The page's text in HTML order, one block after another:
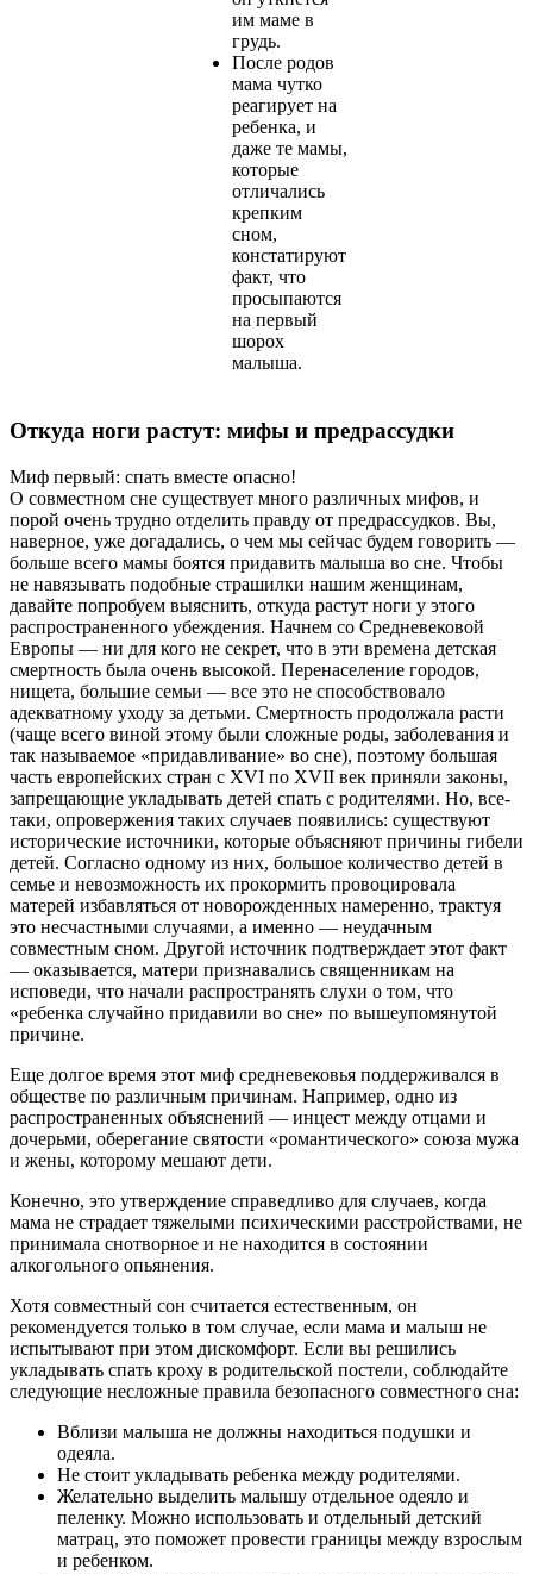
им маме в
грудь.
После родов
мама чутко
реагирует на
ребенка, и
даже те мамы,
которые
отличались
крепким
сном,
констатируют
факт, что
просыпаются
на первый
шорох
малыша.
Откуда ноги растут: мифы и предрассудки
Миф первый: спать вместе опасно!
О совместном сне существует много различных мифов, и
порой очень трудно отделить правду от предрассудков. Вы,
наверное, уже догадались, о чем мы сейчас будем говорить —
больше всего мамы боятся придавить малыша во сне. Чтобы
не навязывать подобные страшилки нашим женщинам,
давайте попробуем выяснить, откуда растут ноги у этого
распространенного убеждения. Начнем со Средневековой
Европы — ни для кого не секрет, что в эти времена детская
смертность была очень высокой. Перенаселение городов,
нищета, большие семьи — все это не способствовало
адекватному уходу за детьми. Смертность продолжала расти
(чаще всего виной этому были сложные роды, заболевания и
так называемое «придавливание» во сне), поэтому большая
часть европейских стран с XVI по XVII век приняли законы,
запрещающие укладывать детей спать с родителями. Но, все-
таки, опровержения таких случаев появились: существуют
исторические источники, которые объясняют причины гибели
детей. Согласно одному из них, большое количество детей в
семье и невозможность их прокормить провоцировала
матерей избавляться от новорожденных намеренно, трактуя
это несчастными случаями, а именно — неудачным
совместным сном. Другой источник подтверждает этот факт
— оказывается, матери признавались священникам на
исповеди, что начали распространять слухи о том, что
«ребенка случайно придавили во сне» по вышеупомянутой
причине.
Еще долгое время этот миф средневековья поддерживался в
обществе по различным причинам. Например, одно из
распространенных объяснений — инцест между отцами и
дочерьми, оберегание святости «романтического» союза мужа
и жены, которому мешают дети.
Конечно, это утверждение справедливо для случаев, когда
мама не страдает тяжелыми психическими расстройствами, не
принимала снотворное и не находится в состоянии
алкогольного опьянения.
Хотя совместный сон считается естественным, он
рекомендуется только в том случае, если мама и малыш не
испытывают при этом дискомфорт. Если вы решились
укладывать спать кроху в родительской постели, соблюдайте
следующие несложные правила безопасного совместного сна:
Вблизи малыша не должны находиться подушки и
одеяла.
Не стоит укладывать ребенка между родителями.
Желательно выделить малышу отдельное одеяло и
пеленку. Можно использовать и отдельный детский
матрац, это поможет провести границы между взрослым
и ребенком.